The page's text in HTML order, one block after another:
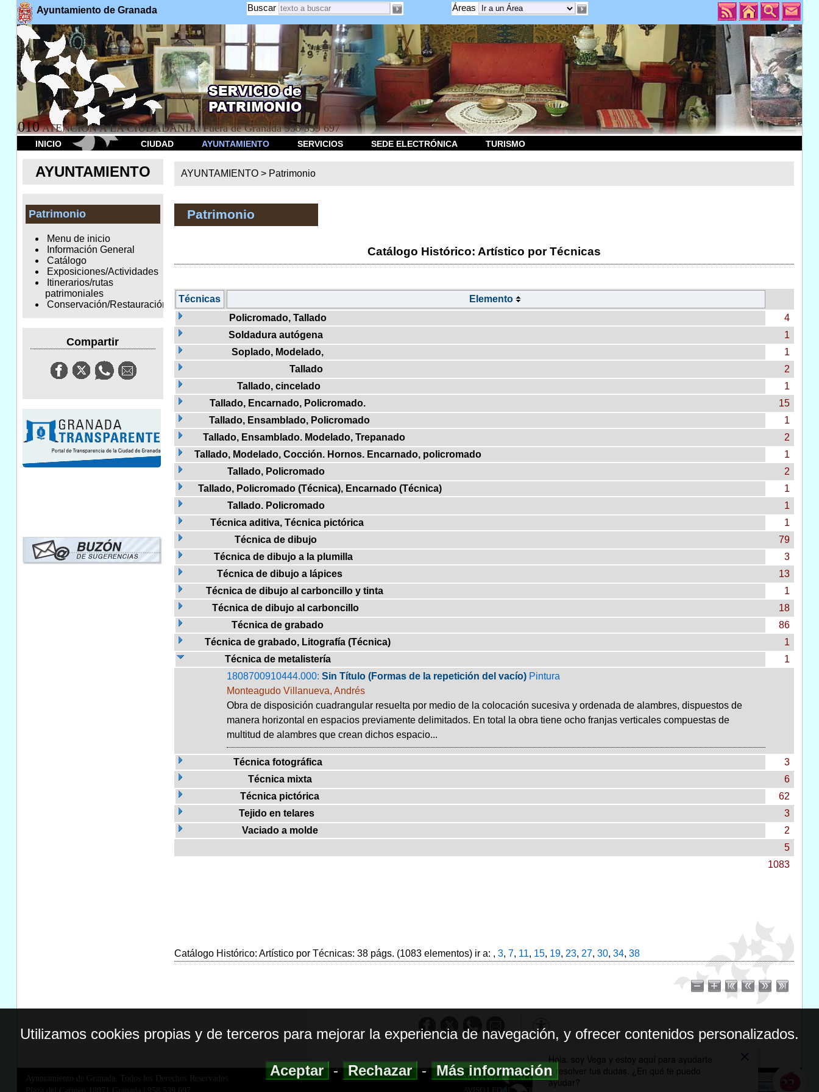
Ayuntamiento de Granada Áreas
Buscar
010 ATENCION A LA CIUDADANÍA. Fuera de Granada 958 539 697
INICIO CIUDAD AYUNTAMIENTO SERVICIOS SEDE ELECTRÓNICA TURISMO
AYUNTAMIENTO
Patrimonio
Menu de inicio
Información General
Catálogo
Exposiciones/Actividades
Itinerarios/rutas
patrimoniales
Conservación/Restauración
Compartir
AYUNTAMIENTO > Patrimonio
Patrimonio
Catálogo Histórico: Artístico por Técnicas
Técnicas
Elemento
Policromado, Tallado
4
Soldadura autógena
1
Soplado, Modelado,
1
Tallado
2
Tallado, cincelado
1
Tallado, Encarnado, Policromado.
15
Tallado, Ensamblado, Policromado
1
Tallado, Ensamblado. Modelado, Trepanado
2
Tallado, Modelado, Cocción. Hornos. Encarnado, policromado
1
Tallado, Policromado
2
Tallado, Policromado (Técnica), Encarnado (Técnica)
1
Tallado. Policromado
1
Técnica aditiva, Técnica pictórica
1
Técnica de dibujo
79
Técnica de dibujo a la plumilla
3
Técnica de dibujo a lápices
13
Técnica de dibujo al carboncillo y tinta
1
Técnica de dibujo al carboncillo
18
Técnica de grabado
86
Técnica de grabado, Litografía (Técnica)
1
Técnica de metalistería
1
1808700910444.000: Sin Título (Formas de la repetición del vacío) Pintura
Monteagudo Villanueva, Andrés
Obra de disposición cuadrangular resuelta por medio de la colocación sucesiva y ordenada de alambres, dispuestos de
manera horizontal en espacios previamente delimitados. En total la obra tiene ocho franjas verticales compuestas de
multitud de alambres que crean dichos espacio...
Técnica fotográfica
3
Técnica mixta
6
Técnica pictórica
62
Tejido en telares
3
Vaciado a molde
2
5
1083
Catálogo Histórico: Artístico por Técnicas: 38 págs. (1083 elementos) ir a: , 3, 7, 11, 15, 19, 23, 27, 30, 34, 38
Ayuntamiento de Granada. Todos los Derechos Reservados.
MAPA WEB|ACCESIBILIDAD
AVISO LEGAL| POLITICA DE PRIVACIDAD
Utilizamos cookies propias y de terceros para mejorar la experiencia de navegación, y ofrecer contenidos personalizados.
Aceptar-Rechazar-Más información